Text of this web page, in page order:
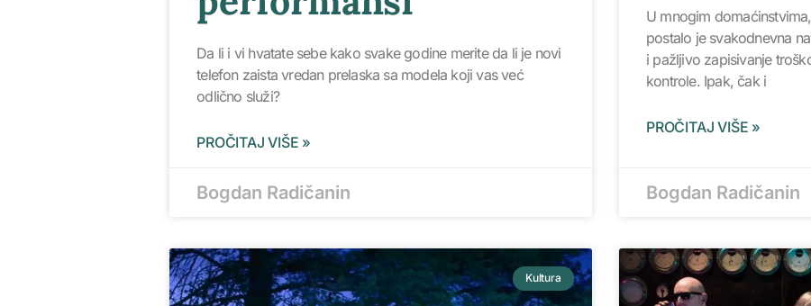
Da li i vi hvatate sebe kako svake godine merite da li je novi
telefon zaista vredan prelaska sa modela koji vas već
odlično služi?
PROČITAJ VIŠE »
Bogdan Radičanin
U mnogim
postalo je svakodnevna
i pažljivo zapisivanje
kontrole. Ipak, čak i
PROČITAJ VIŠE »
Bogdan Radičanin
Kultura